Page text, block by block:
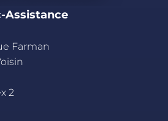
Assistance
Farman
2